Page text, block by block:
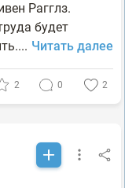
Рагглз.
будет
Читать далее
2 0 2